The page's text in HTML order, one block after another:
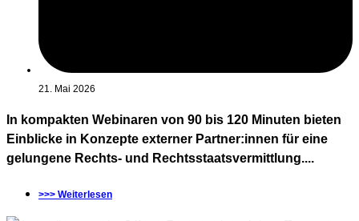
21. Mai 2026
In kompakten Webinaren von 90 bis 120 Minuten bieten
Einblicke in Konzepte externer Partner:innen für eine
gelungene Rechts- und Rechtsstaatsvermittlung....
>>> Weiterlesen